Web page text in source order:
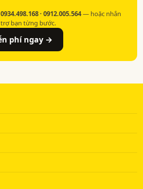
0934.498.168 · 0912.005.564— hoặc nhắn
bạn từng bước.
phí ngay →